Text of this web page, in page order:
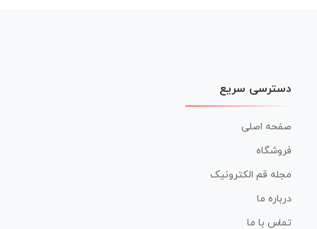
دسترسی سریع
صفحه اصلی
فروشگاه
مجله قم الکترونیک
درباره ما
تماس با ما